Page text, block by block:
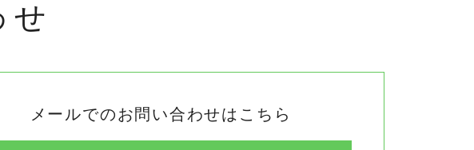
せ
メールでのお問い合わせはこちら